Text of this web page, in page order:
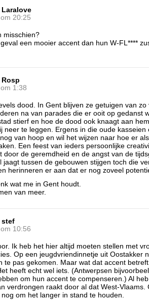
Laralove
20:25
misschien?
een mooier accent dan hun W-FL****
Rosp
1:38
dood. In Gent blijven ze getuigen van zo
na van parades die er ooit op gedanst
stierf en hoe de dood ook knaagt aan
neer te leggen. Ergens in die oude kasseien
van hoop en wil het wijzen naar hoe er
Een feest van ieders persoonlijke
door de geremdheid en de angst van de
jaagt tussen de gebouwen stijgen toch die
herinneren er aan dat er nog zoveel
wat me in Gent houdt.
van meer.
stef
10:56
Ik heb het hier altijd moeten stellen met
Op een jeugdvriendinnetje uit Oostakker
te pas gekomen. Maar wat dat accent
heeft echt wel iets. (Antwerpsen
om hun accent te compenseren.) Al
verdrongen raakt door al dat West-Vlaams.
om het langer in stand te houden.